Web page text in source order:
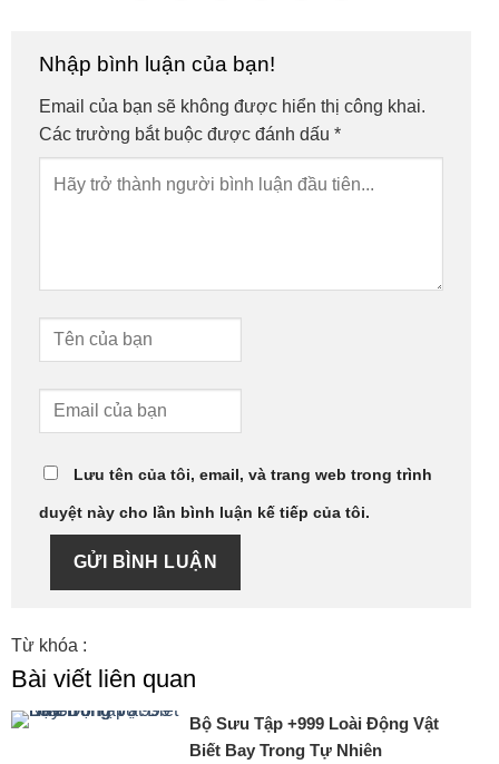
Nhập bình luận của bạn!
Email của bạn sẽ không được hiển thị công khai.
Các trường bắt buộc được đánh dấu *
Lưu tên của tôi, email, và trang web trong trình
duyệt này cho lần bình luận kế tiếp của tôi.
GỬI BÌNH LUẬN
Từ khóa :
Bài viết liên quan
Bộ Sưu Tập +999 Loài Động Vật
Biết Bay Trong Tự Nhiên